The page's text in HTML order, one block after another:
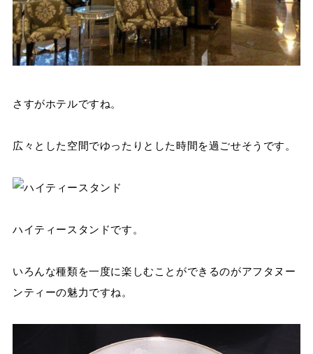
さすがホテルですね。
広々とした空間でゆったりとした時間を過ごせそうです。
ハイティースタンドです。
いろんな種類を一度に楽しむことができるのがアフタヌー
ンティーの魅力ですね。